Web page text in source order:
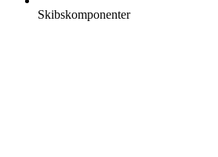
Skibskomponenter